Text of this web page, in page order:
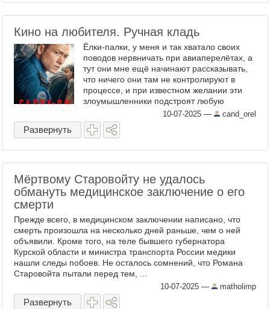
Кино на любителя. Ручная кладь
Ёлки-палки, у меня и так хватало своих
поводов нервничать при авиаперелётах, а
тут они мне ещё начинают рассказывать,
что ничего они там не контролируют в
процессе, и при известном желании эти
злоумышленники подстроят любую
10-07-2025 — cand_orel
Развернуть
Мёртвому Старовойту не удалось
обмануть медицинское заключение о его
смерти
Прежде всего, в медицинском заключении написано, что
смерть произошла на несколько дней раньше, чем о ней
объявили. Кроме того, на теле бывшего губернатора
Курской области и министра транспорта России медики
нашли следы побоев. Не осталось сомнений, что Романа
Старовойта пытали перед тем, ...
10-07-2025 — matholimp
Развернуть